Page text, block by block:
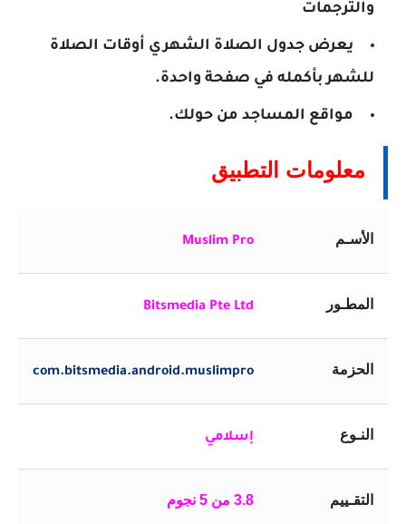
والترجمات
يعرض جدول الصلاة الشهري أوقات الصلاة
للشهر بأكمله في صفحة واحدة.
مواقع المساجد من حولك.
معلومات التطبيق
الأسـم Muslim Pro
المطـور Bitsmedia Pte Ltd
الحزمة com.bitsmedia.android.muslimpro
النـوع إسلامي
التقـييم 3.8 من 5 نجوم